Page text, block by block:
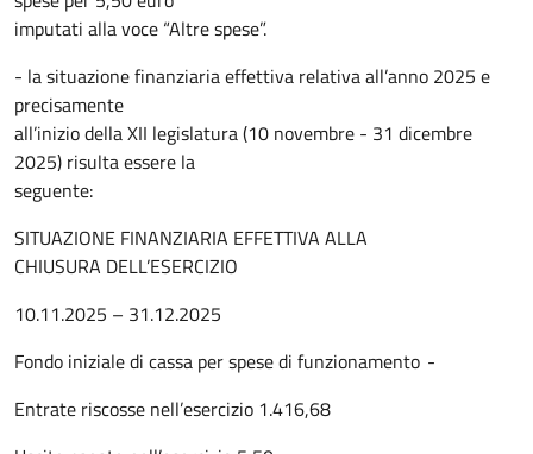
imputati alla voce “Altre spese”.
- la situazione finanziaria effettiva relativa all’anno 2025 e
precisamente
all’inizio della XII legislatura (10 novembre - 31 dicembre
2025) risulta essere la
seguente:
SITUAZIONE FINANZIARIA EFFETTIVA ALLA
CHIUSURA DELL’ESERCIZIO
10.11.2025 – 31.12.2025
Fondo iniziale di cassa per spese di funzionamento -
Entrate riscosse nell’esercizio 1.416,68